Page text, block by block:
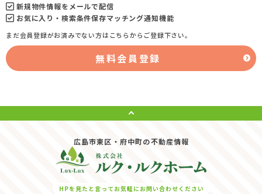
新規物件情報をメールで配信
お気に入り・検索条件保存マッチング通知機能
まだ会員登録がお済みでない方はこちらからご登録下さい。
無料会員登録
広島市東区・府中町の不動産情報
HPを見たと言ってお気軽にお問い合わせください